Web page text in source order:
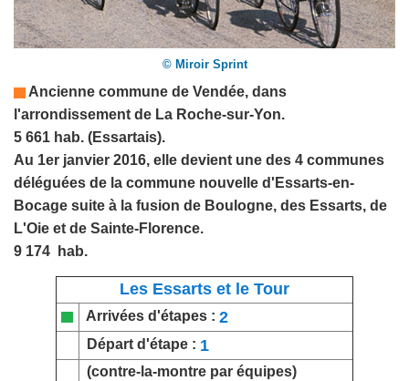
© Miroir Sprint
Ancienne commune de Vendée, dans
l'arrondissement de La Roche-sur-Yon.
5 661 hab. (Essartais).
Au 1er janvier 2016, elle devient une des 4 communes
déléguées de la commune nouvelle d'Essarts-en-
Bocage suite à la fusion de Boulogne, des Essarts, de
L'Oie et de Sainte-Florence.
9 174 hab.
Les Essarts et le Tour
Arrivées d'étapes : 2
Départ d'étape : 1
(contre-la-montre par équipes)